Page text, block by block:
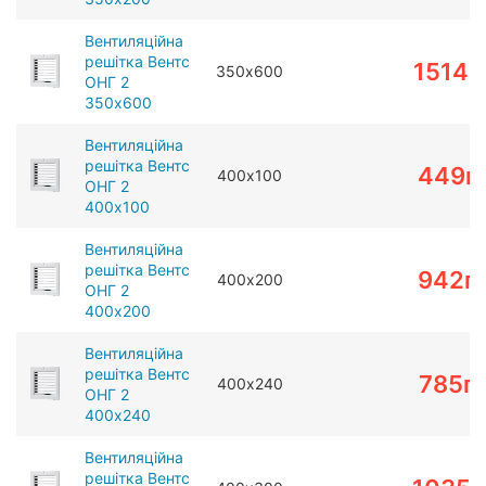
Вентиляційна
решітка Вентс
ОНГ 2
350х600
350х600 1514
Вентиляційна
решітка Вентс
ОНГ 2
400х100
400х100 449
Вентиляційна
решітка Вентс
ОНГ 2
400х200
400х200 942
Вентиляційна
решітка Вентс
ОНГ 2
400х240
400х240 785
Вентиляційна
решітка Вентс